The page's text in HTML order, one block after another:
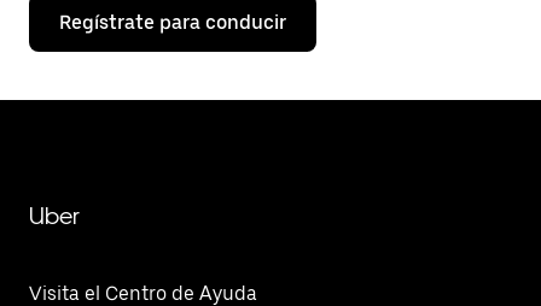
Regístrate para conducir
Uber
Visita el Centro de Ayuda